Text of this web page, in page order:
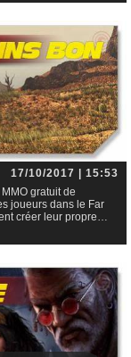
17/10/2017 | 15:53
gratuit de
joueurs dans le Far
créer leur propre…